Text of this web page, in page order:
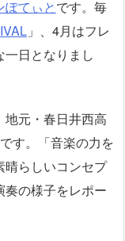
ぽてぃとです。毎
」、4月はフレ
日となりまし
元・春日井西高
す。「音楽の力を
晴らしいコンセプ
奏の様子をレポー